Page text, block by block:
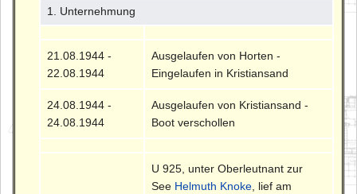
1. Unternehmung
21.08.1944 -
22.08.1944
Ausgelaufen von Horten -
Eingelaufen in Kristiansand
24.08.1944 -
24.08.1944
Ausgelaufen von Kristiansand -
Boot verschollen
U 925, unter Oberleutnant zur
See Helmuth Knoke , lief am